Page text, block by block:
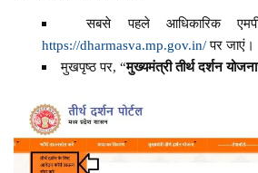
सबसे पहले आधिकारिक
https://dharmasva.mp.gov.in/पर जाएं।
मुखपृष्ठ पर, “मुख्यमंत्री तीर्थ दर्शन योजना